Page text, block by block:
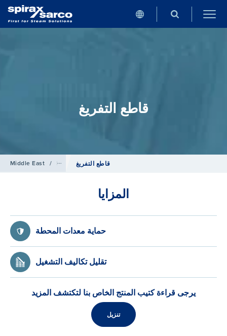
قاطع التفريغ
Middle East / Products / ملحقات خطوط الأنابيبقاطع التفريغ
المزايا
حماية معدات المحطة
تقليل تكاليف التشغيل
يرجى قراءة كتيب المنتج الخاص بنا لتكتشف المزيد
تنزيل